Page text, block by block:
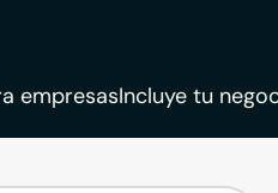
empresasIncluye tu